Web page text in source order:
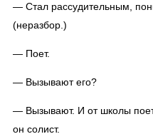
— Стал рассудительным,
(неразбор.)
— Поет.
— Вызывают его?
— Вызывают. И от школы
он солист.